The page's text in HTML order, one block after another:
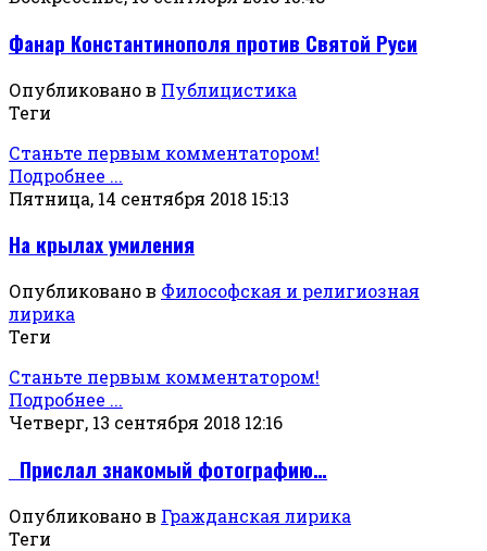
Фанар Константинополя против Святой Руси
Опубликовано в Публицистика
Теги
Станьте первым комментатором!
Подробнее ...
Пятница, 14 сентября 2018 15:13
На крылах умиления
Опубликовано в Философская и религиозная
лирика
Теги
Станьте первым комментатором!
Подробнее ...
Четверг, 13 сентября 2018 12:16
Прислал знакомый фотографию…
Опубликовано в Гражданская лирика
Теги